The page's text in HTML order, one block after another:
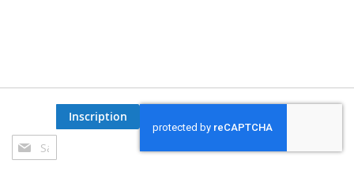
Inscription
à
Inscription